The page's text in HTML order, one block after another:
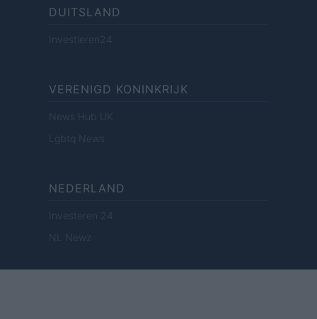
DUITSLAND
Investieren24
VERENIGD KONINKRIJK
News Hub UK
Lgbtq News
NEDERLAND
Investeren 24
NL Newz